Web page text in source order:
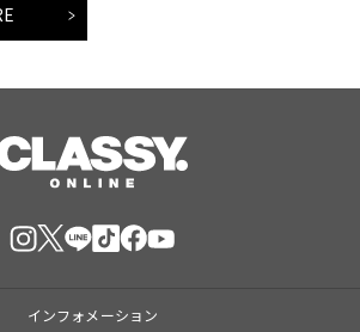
インフォメーション